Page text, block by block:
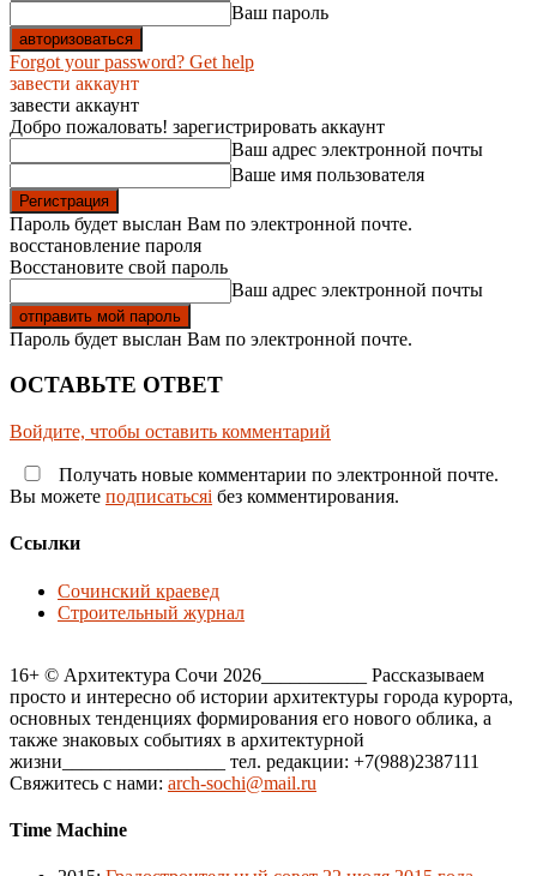
Ваш пароль
Forgot your password? Get help
завести аккаунт
завести аккаунт
Добро пожаловать! зарегистрировать аккаунт
Ваш адрес электронной почты
Ваше имя пользователя
Пароль будет выслан Вам по электронной почте.
восстановление пароля
Восстановите свой пароль
Ваш адрес электронной почты
Пароль будет выслан Вам по электронной почте.
ОСТАВЬТЕ ОТВЕТ
Войдите, чтобы оставить комментарий
Получать новые комментарии по электронной почте.
Вы можете подписатьсяi без комментирования.
Ссылки
Сочинский краевед
Строительный журнал
16+ © Архитектура Сочи 2026___________ Рассказываем
просто и интересно об истории архитектуры города курорта,
основных тенденциях формирования его нового облика, а
также знаковых событиях в архитектурной
жизни_________________ тел. редакции: +7(988)2387111
Свяжитесь с нами: arch-sochi@mail.ru
Time Machine